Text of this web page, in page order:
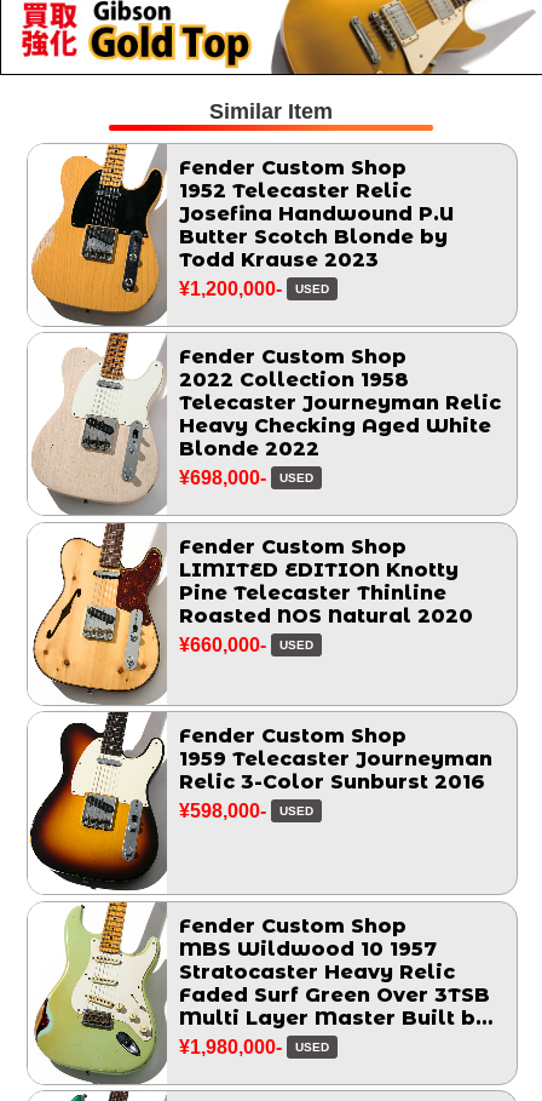
Similar Item
Fender Custom Shop
1952 Telecaster Relic
Josefina Handwound P.U
Butter Scotch Blonde by
Todd Krause 2023
¥1,200,000- USED
Fender Custom Shop
2022 Collection 1958
Telecaster Journeyman Relic
Heavy Checking Aged White
Blonde 2022
¥698,000- USED
Fender Custom Shop
LIMITED EDITION Knotty
Pine Telecaster Thinline
Roasted NOS Natural 2020
¥660,000- USED
Fender Custom Shop
1959 Telecaster Journeyman
Relic 3-Color Sunburst 2016
¥598,000- USED
Fender Custom Shop
MBS Wildwood 10 1957
Stratocaster Heavy Relic
Faded Surf Green Over 3TSB
Multi Layer Master Built by
John Cruz 2014
¥1,980,000- USED